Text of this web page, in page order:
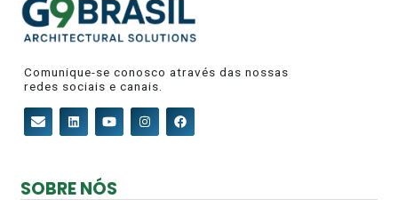
Comunique-se conosco através das nossas
redes sociais e canais.
SOBRE NÓS